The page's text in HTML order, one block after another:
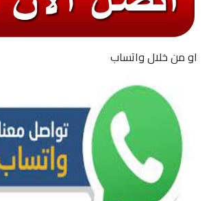
او من خلال واتساب